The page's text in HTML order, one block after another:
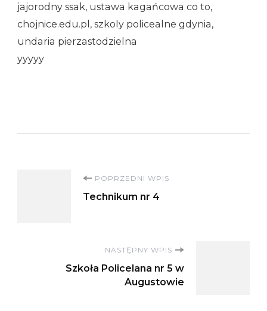
jajorodny ssak, ustawa kagańcowa co to,
chojnice.edu.pl, szkoly policealne gdynia,
undaria pierzastodzielna
yyyyy
Nawigacja
POPRZEDNI WPIS
Technikum nr 4
NASTĘPNY WPIS
Szkoła Policelana nr 5 w
Augustowie